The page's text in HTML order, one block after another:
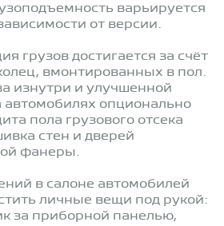
варьируется
от версии.
грузов достигается за счёт
вмонтированных в пол.
изнутри и улучшенной
опционально
пола грузового отсека
стен и дверей
фанеры.
в салоне автомобилей
личные вещи под рукой:
за приборной панелью,